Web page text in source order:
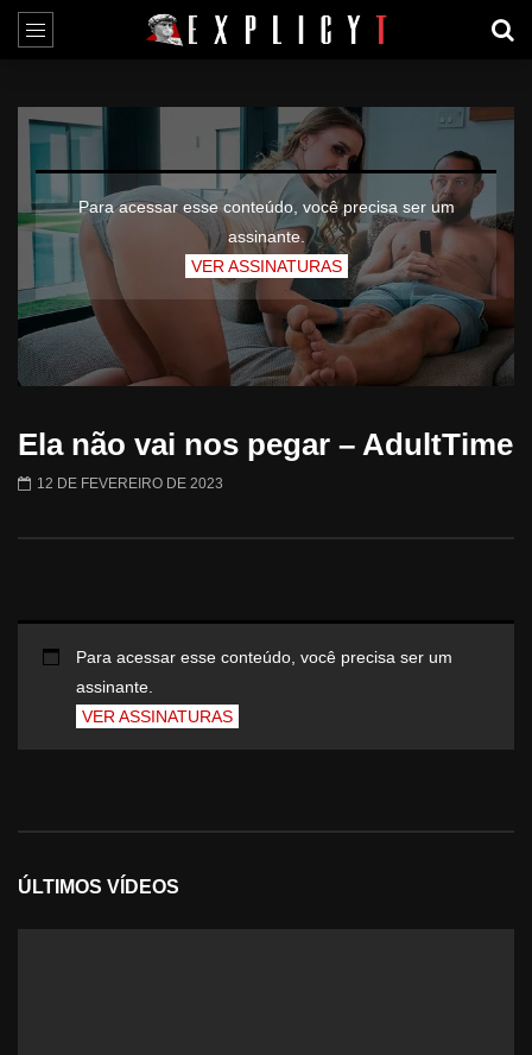
Para acessar esse conteúdo, você precisa ser um
assinante.
VER ASSINATURAS
Ela não vai nos pegar – AdultTime
12 DE FEVEREIRO DE 2023
Para acessar esse conteúdo, você precisa ser um
assinante.
VER ASSINATURAS
ÚLTIMOS VÍDEOS